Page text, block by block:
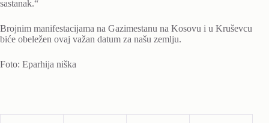
sastanak.“
Brojnim manifestacijama na Gazimestanu na Kosovu i u Kruševcu
biće obeležen ovaj važan datum za našu zemlju.
Foto: Eparhija niška